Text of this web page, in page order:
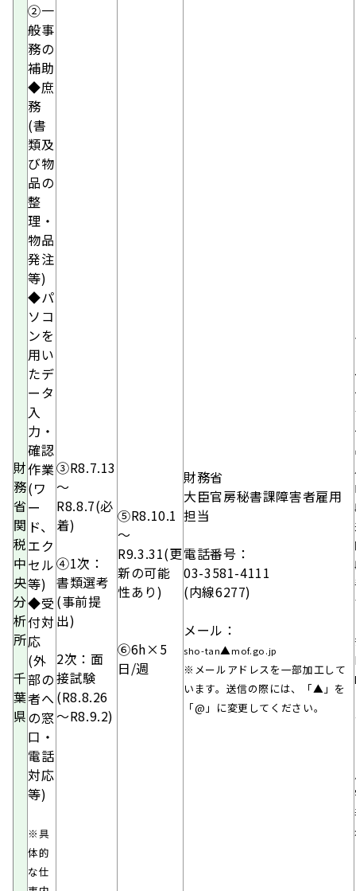
財
務
省
関
税
中
央
分
析
所
千
葉
県
②一
般事
務の
補助
◆庶
務
(書
類及
び物
品の
整
理・
物品
発注
等)
◆パ
ソコ
ンを
用い
たデ
ータ
入
力・
確認
作業
(ワ
ー
ド、
エク
セル
等)
◆受
付対
応
(外
部の
者へ
の窓
口・
電話
対応
等)
※具
体的
な仕
③R8.7.13
～
R8.8.7(必
着)
④1次：
書類選考
(事前提
出)
2次： 面
接試験
(R8.8.26
～R8.9.2)
⑤R8.10.1
～
R9.3.31(更
新の可能
性あり)
⑥6h×5
日/週
財務省
大臣官房秘書課障害者雇用
担当
電話番号：
03-3581-4111
(内線6277)
メール：
sho-tan▲mof.go.jp
※メールアドレスを一部加工して
います。送信の際には、「▲」を
「@」に変更してください。